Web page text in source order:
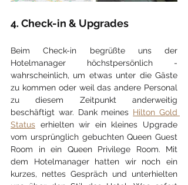
4. Check-in & Upgrades
Beim Check-in begrüßte uns der
Hotelmanager höchstpersönlich -
wahrscheinlich, um etwas unter die Gäste
zu kommen oder weil das andere Personal
zu diesem Zeitpunkt anderweitig
beschäftigt war. Dank meines Hilton Gold
Status erhielten wir ein kleines Upgrade
vom ursprünglich gebuchten Queen Guest
Room in ein Queen Privilege Room. Mit
dem Hotelmanager hatten wir noch ein
kurzes, nettes Gespräch und unterhielten